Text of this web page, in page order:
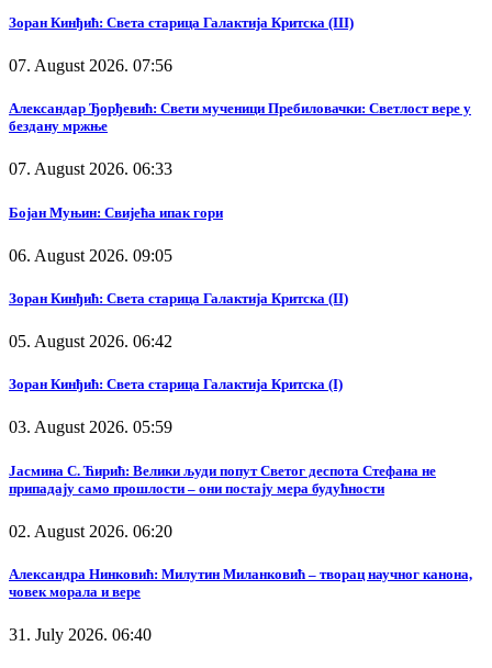
Зоран Кинђић: Света старица Галактија Критска (III)
07. August 2026. 07:56
Александар Ђорђевић: Свети мученици Пребиловачки: Светлост вере у
бездану мржње
07. August 2026. 06:33
Бојан Муњин: Свијећа ипак гори
06. August 2026. 09:05
Зоран Кинђић: Света старица Галактија Критска (II)
05. August 2026. 06:42
Зоран Кинђић: Света старица Галактија Критска (I)
03. August 2026. 05:59
Јасмина С. Ћирић: Велики људи попут Светог деспота Стефана не
припадају само прошлости – они постају мера будућности
02. August 2026. 06:20
Александра Нинковић: Милутин Миланковић – творац научног канона,
човек морала и вере
31. July 2026. 06:40